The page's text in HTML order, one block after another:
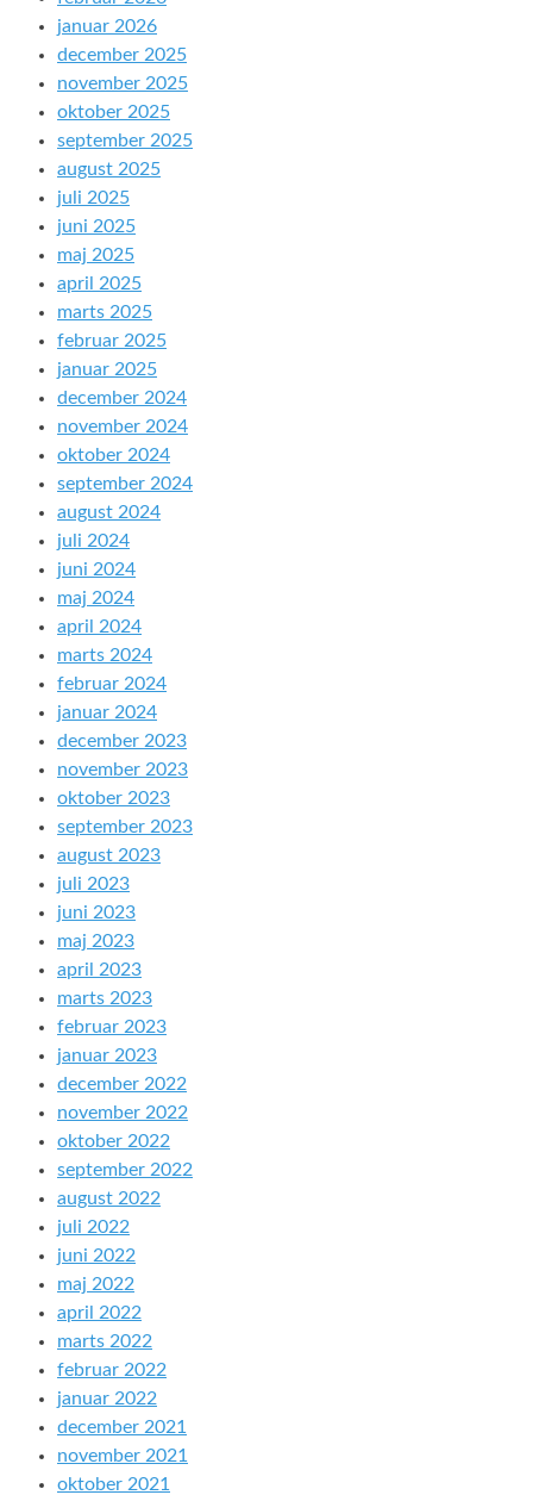
januar 2026
december 2025
november 2025
oktober 2025
september 2025
august 2025
juli 2025
juni 2025
maj 2025
april 2025
marts 2025
februar 2025
januar 2025
december 2024
november 2024
oktober 2024
september 2024
august 2024
juli 2024
juni 2024
maj 2024
april 2024
marts 2024
februar 2024
januar 2024
december 2023
november 2023
oktober 2023
september 2023
august 2023
juli 2023
juni 2023
maj 2023
april 2023
marts 2023
februar 2023
januar 2023
december 2022
november 2022
oktober 2022
september 2022
august 2022
juli 2022
juni 2022
maj 2022
april 2022
marts 2022
februar 2022
januar 2022
december 2021
november 2021
oktober 2021